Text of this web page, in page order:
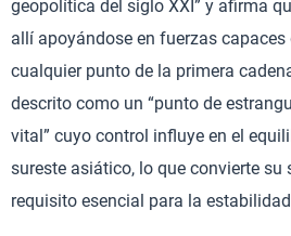
geopolítica del siglo XXI” y afirma
allí apoyándose en fuerzas capaces
cualquier punto de la primera
descrito como un “punto de
vital” cuyo control influye en el
sureste asiático, lo que convierte su
requisito esencial para la